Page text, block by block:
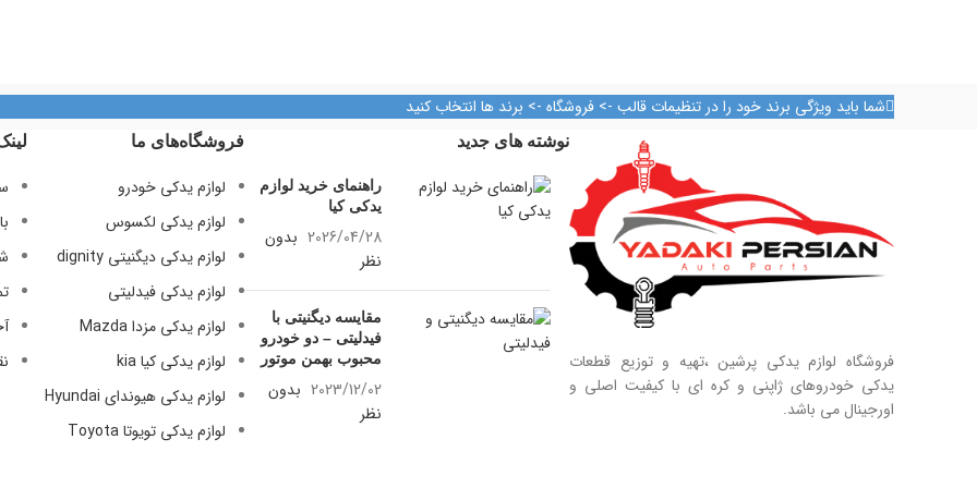
تهران، خیابان امیرکبیر، پاساژ کاشانی، طبقه دوم،
09128884461
09128884461
09124847876
تهران، خیابان امیرکبیر، پاساژ کاشانی، طبقه دوم،
تلفن تماس
09128884461
09128884461
09124847876
تهران، خیابان امیرکبیر، پاساژ
09128884461
09128884461
09124847876
شما باید ویژگی برند خود را در تنظیمات قالب -> فروشگاه -> برند ها انتخاب کنید
فروشگاه لوازم یدکی پرشین ،تهیه و توزیع قطعات
یدکی خودروهای ژاپنی و کره ای با کیفیت اصلی و
اورجینال می باشد.
نوشته های جدید
راهنمای خرید لوازم
یدکی کیا
2026/04/28 بدون
نظر
مقایسه دیگنیتی با
فیدلیتی – دو خودرو
محبوب بهمن موتور
2023/12/02 بدون
نظر
فروشگاه‌های ما
لوازم یدکی خودرو
لوازم یدکی لکسوس
لوازم یدکی دیگنیتی dignity
لوازم یدکی فیدلیتی
لوازم یدکی مزدا Mazda
لوازم یدکی کیا kia
لوازم یدکی هیوندای Hyundai
لوازم یدکی تویوتا Toyota